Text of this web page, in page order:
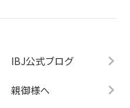
IBJ公式ブログ
親御様へ